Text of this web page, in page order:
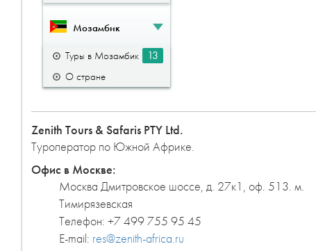
Мозамбик
Туры в Мозамбик
13
О стране
Zenith Tours & Safaris PTY Ltd.
Туроператор по Южной Африке.
Офис в Москве:
Москва Дмитровское шоссе, д. 27к1, оф. 513. м.
Тимирязевская
Телефон: +7 499 755 95 45
E-mail: res@zenith-africa.ru